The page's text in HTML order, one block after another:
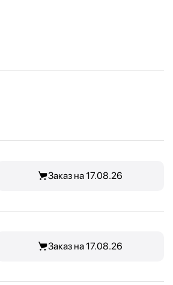
Заказ на 17.08.26
Заказ на 17.08.26